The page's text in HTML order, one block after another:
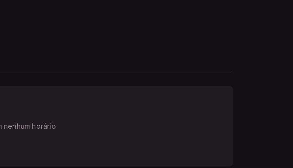
nenhum horário